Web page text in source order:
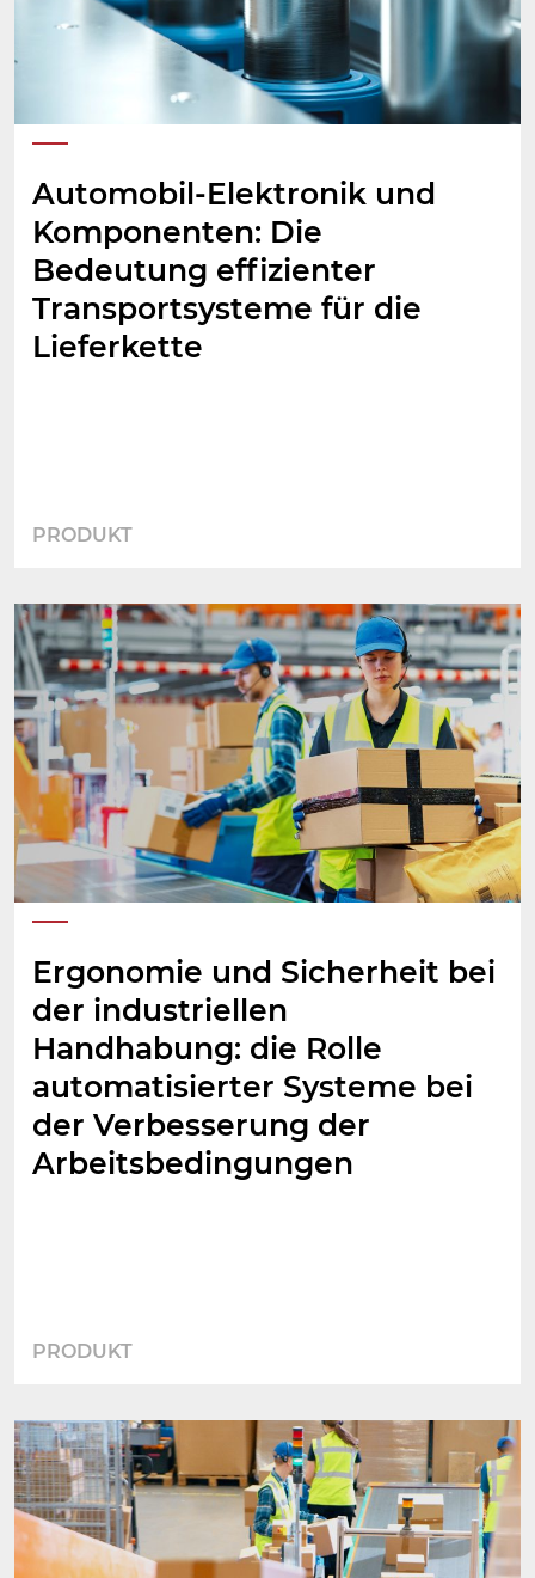
Automobil-Elektronik und
Komponenten: Die
Bedeutung effizienter
Transportsysteme für die
Lieferkette
PRODUKT
Ergonomie und Sicherheit bei
der industriellen
Handhabung: die Rolle
automatisierter Systeme bei
der Verbesserung der
Arbeitsbedingungen
PRODUKT